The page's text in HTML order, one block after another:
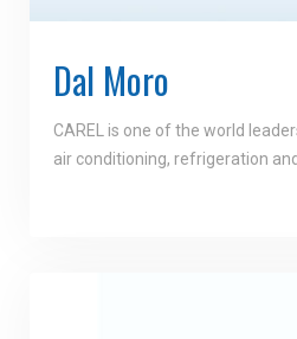
Dal Moro
CAREL is one of the world
air conditioning, refrigeration